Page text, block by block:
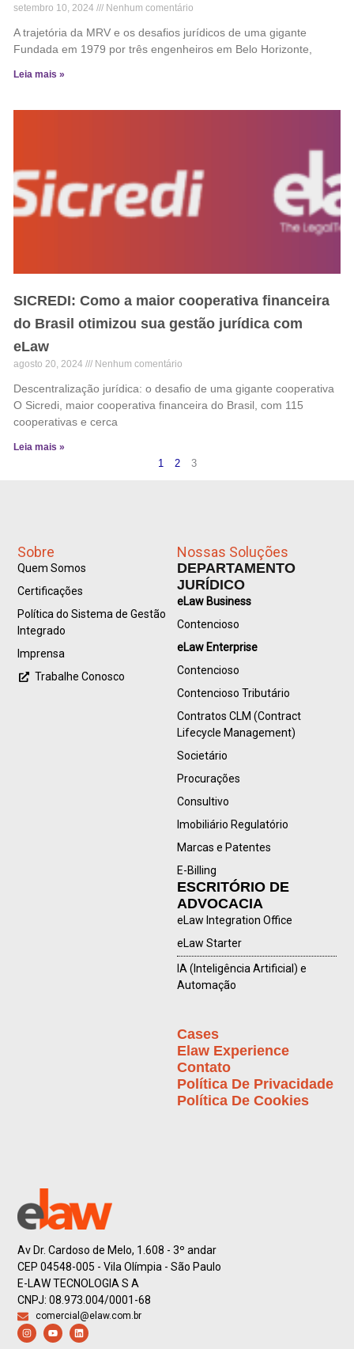
setembro 10, 2024 Nenhum comentário
A trajetória da MRV e os desafios jurídicos de uma gigante
Fundada em 1979 por três engenheiros em Belo Horizonte,
Leia mais »
SICREDI: Como a maior cooperativa financeira
do Brasil otimizou sua gestão jurídica com
eLaw
agosto 20, 2024 Nenhum comentário
Descentralização jurídica: o desafio de uma gigante cooperativa
O Sicredi, maior cooperativa financeira do Brasil, com 115
cooperativas e cerca
Leia mais »
1 2 3
Av Dr. Cardoso de Melo, 1.608 - 3º andar
CEP 04548-005 - Vila Olímpia - São Paulo
E-LAW TECNOLOGIA S A
CNPJ: 08.973.004/0001-68
comercial@elaw.com.br
I
n
Y
o
L
i
Nossas Soluções
DEPARTAMENTO
JURÍDICO
eLaw Business
Contencioso
eLaw Enterprise
Contencioso
Contencioso Tributário
Contratos CLM (Contract
Lifecycle Management)
Societário
Procurações
Consultivo
Imobiliário Regulatório
Marcas e Patentes
E-Billing
ESCRITÓRIO DE
ADVOCACIA
eLaw Integration Office
eLaw Starter
IA (Inteligência Artificial) e
Automação
Sobre
Quem Somos
Certificações
Política do Sistema de Gestão
Integrado
Imprensa
Trabalhe Conosco
Cases
Elaw Experience
Contato
Política De Privacidade
Política De Cookies